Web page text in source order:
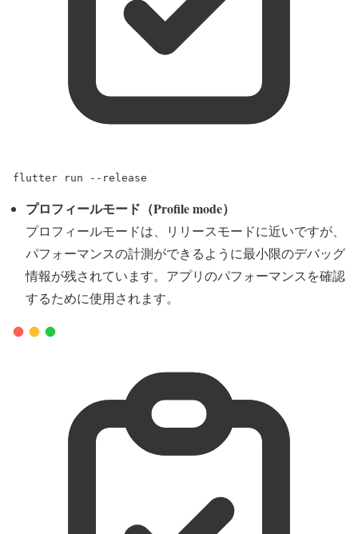
flutter run --release
プロフィールモード（Profile mode）
プロフィールモードは、リリースモードに近いですが、
パフォーマンスの計測ができるように最小限のデバッグ
情報が残されています。アプリのパフォーマンスを確認
するために使用されます。